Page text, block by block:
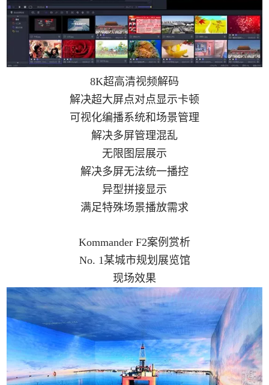
8K超高清视频解码
解决超大屏点对点显示卡顿
可视化编播系统和场景管理
解决多屏管理混乱
无限图层展示
解决多屏无法统一播控
异型拼接显示
满足特殊场景播放需求
Kommander F2案例赏析
No. 1某城市规划展览馆
现场效果